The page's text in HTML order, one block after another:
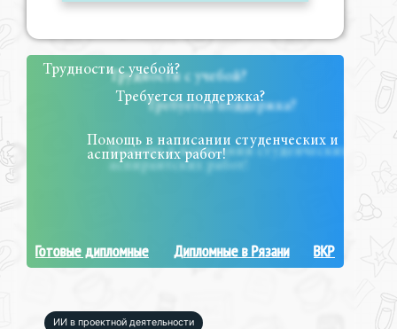
Трудности с учебой?
Требуется поддержка?
Помощь в написании студенческих и
аспирантских работ!
Готовые дипломные Дипломные в Рязани ВКР
ИИ в проектной деятельности